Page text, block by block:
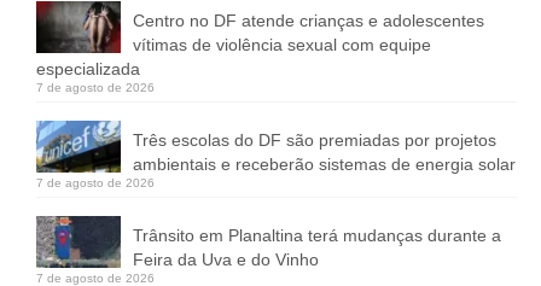
Centro no DF atende crianças e adolescentes
vítimas de violência sexual com equipe
especializada
7 de agosto de 2026
Três escolas do DF são premiadas por projetos
ambientais e receberão sistemas de energia solar
7 de agosto de 2026
Trânsito em Planaltina terá mudanças durante a
Feira da Uva e do Vinho
7 de agosto de 2026